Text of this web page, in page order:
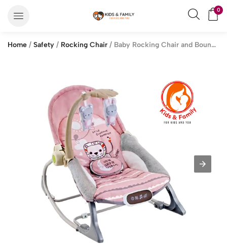
0
Home / Safety / Rocking Chair / Baby Rocking Chair and Bouncer with Music & Vibration